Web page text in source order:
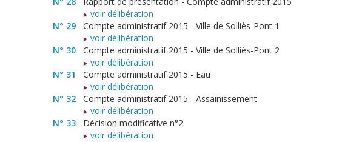
voir délibération
N° 29
Compte administratif 2015 - Ville de Solliès-Pont 1
voir délibération
N° 30
Compte administratif 2015 - Ville de Solliès-Pont 2
voir délibération
N° 31
Compte administratif 2015 - Eau
voir délibération
N° 32
Compte administratif 2015 - Assainissement
voir délibération
N° 33
Décision modificative n°2
voir délibération